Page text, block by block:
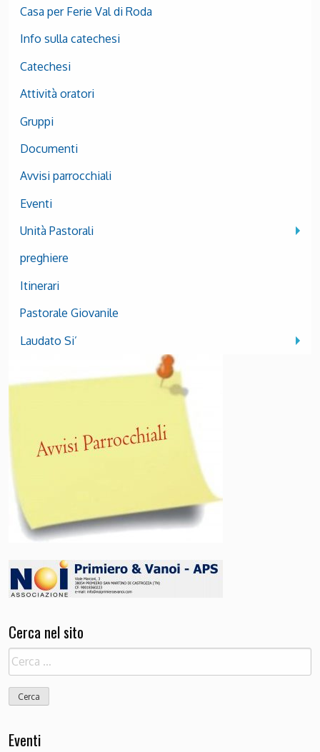
Casa per Ferie Val di Roda
Info sulla catechesi
Catechesi
Attività oratori
Gruppi
Documenti
Avvisi parrocchiali
Eventi
Unità Pastorali
preghiere
Itinerari
Pastorale Giovanile
Laudato Si’
Cerca nel sito
Ricerca
per:
Eventi